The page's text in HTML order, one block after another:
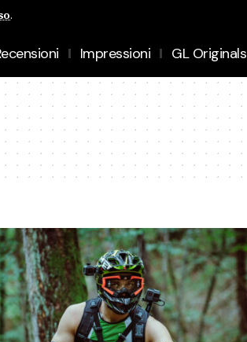
.
Impressioni GL Originals